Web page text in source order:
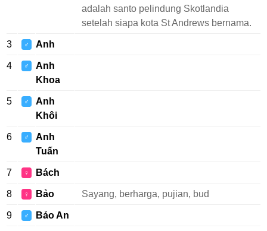
adalah santo pelindung Skotlandia
setelah siapa kota St Andrews bernama.
3 ♂ Anh
4 ♂
Anh
Khoa
5 ♂
Anh
Khôi
6 ♂
Anh
Tuấn
7 ♀ Bách
8 ♀ Bảo Sayang, berharga, pujian, bud
9 ♂ Bảo An